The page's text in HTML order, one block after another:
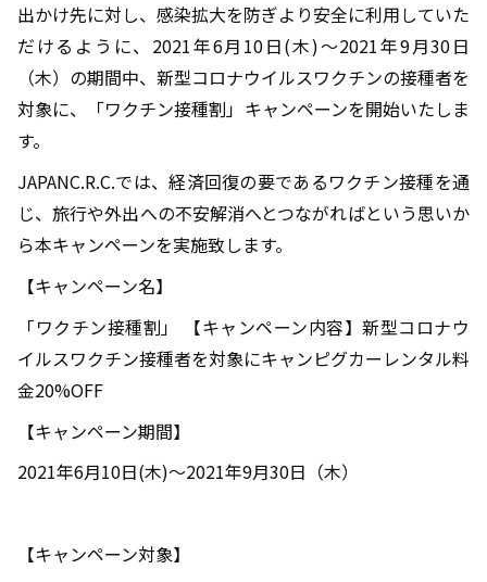
出かけ先に対し、感染拡大を防ぎより安全に利用していた
だけるように、2021年6月10日(木)～2021年9月30日
（木）の期間中、新型コロナウイルスワクチンの接種者を
対象に、「ワクチン接種割」キャンペーンを開始いたしま
す。
JAPANC.R.C.では、経済回復の要であるワクチン接種を通
じ、旅行や外出への不安解消へとつながればという思いか
ら本キャンペーンを実施致します。
【キャンペーン名】
「ワクチン接種割」 【キャンペーン内容】新型コロナウ
イルスワクチン接種者を対象にキャンピグカーレンタル料
金20%OFF
【キャンペーン期間】
2021年6月10日(木)～2021年9月30日（木）
【キャンペーン対象】